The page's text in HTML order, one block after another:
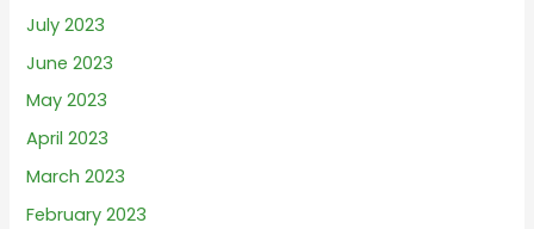
July 2023
June 2023
May 2023
April 2023
March 2023
February 2023